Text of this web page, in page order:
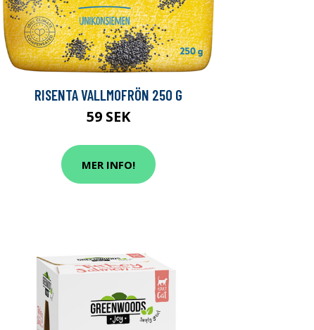
RISENTA VALLMOFRÖN 250 G
59 SEK
MER INFO!